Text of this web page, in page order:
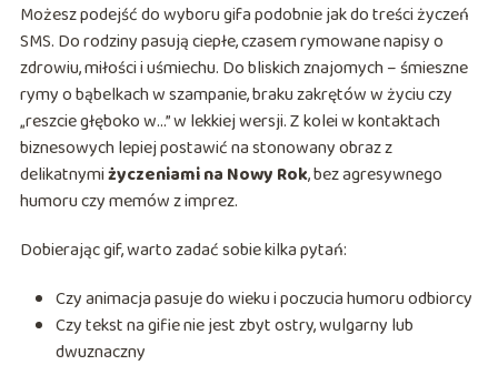
Możesz podejść do wyboru gifa podobnie jak do treści życzeń
SMS. Do rodziny pasują ciepłe, czasem rymowane napisy o
zdrowiu, miłości i uśmiechu. Do bliskich znajomych – śmieszne
rymy o bąbelkach w szampanie, braku zakrętów w życiu czy
„reszcie głęboko w…” w lekkiej wersji. Z kolei w kontaktach
biznesowych lepiej postawić na stonowany obraz z
delikatnymiżyczeniami na Nowy Rok, bez agresywnego
humoru czy memów z imprez.
Dobierając gif, warto zadać sobie kilka pytań:
Czy animacja pasuje do wieku i poczucia humoru odbiorcy
Czy tekst na gifie nie jest zbyt ostry, wulgarny lub
dwuznaczny